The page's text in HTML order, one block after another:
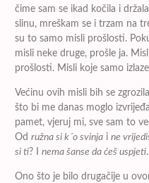
čime sam se ikad kočila i
slinu, mreškam se i trzam na
su to samo misli prošlosti.
misli neke druge, prošle ja.
prošlosti. Misli koje samo
Većinu ovih misli bih se
što bi me danas moglo
pamet, vjeruj mi, sve sam to
Od ružna si k´o svinja i ne
si ti? I nema šanse da ćeš uspjeti.
Ono što je bilo drugačije u